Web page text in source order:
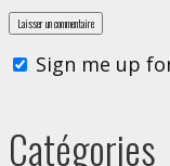
Sign me up
Catégories